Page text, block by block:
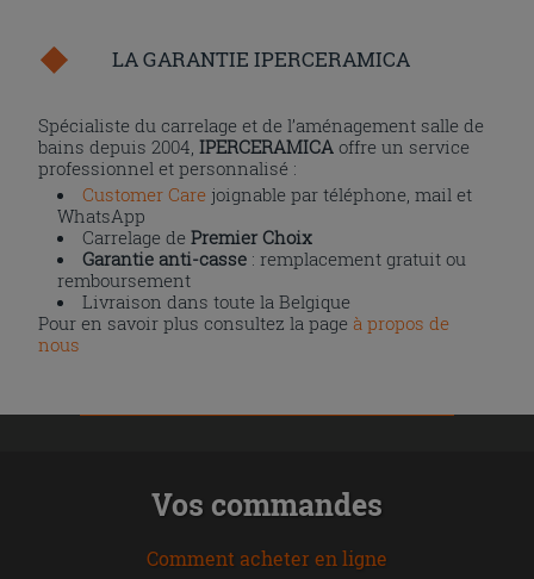
LA GARANTIE IPERCERAMICA
Spécialiste du carrelage et de l’aménagement salle de
bains depuis 2004,IPERCERAMICA offre un service
professionnel et personnalisé :
Customer Care joignable par téléphone, mail et
WhatsApp
Carrelage dePremier Choix
Garantie anti-casse : remplacement gratuit ou
remboursement
Livraison dans toute la Belgique
Pour en savoir plus consultez la page à propos de
nous
Vos commandes
Comment acheter en ligne